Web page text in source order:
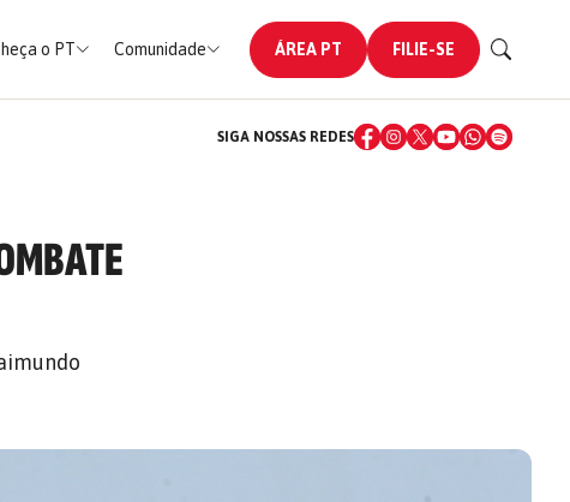
o PT Comunidade ÁREA PT FILIE-SE
SIGA NOSSAS REDES